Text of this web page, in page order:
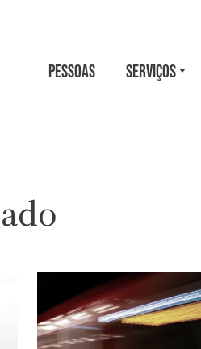
PESSOAS SERVIÇOS